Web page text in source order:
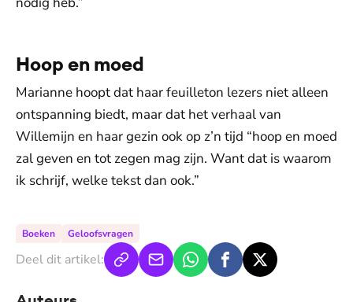
Hoop en moed
Marianne hoopt dat haar feuilleton lezers niet alleen
ontspanning biedt, maar dat het verhaal van
Willemijn en haar gezin ook op z’n tijd “hoop en moed
zal geven en tot zegen mag zijn. Want dat is waarom
ik schrijf, welke tekst dan ook.”
Boeken Geloofsvragen
Deel dit artikel: